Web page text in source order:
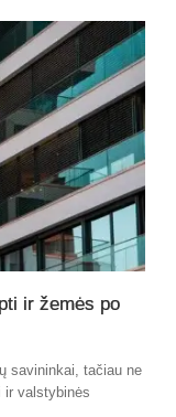
ir žemės po
savininkai, tačiau ne
valstybinės